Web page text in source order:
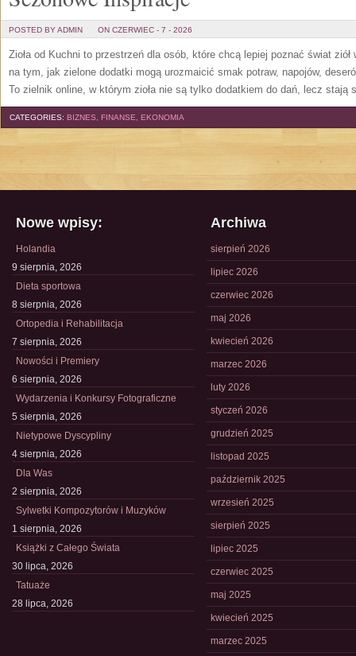
POSTED BY ADMIN ON CZERWIEC - 7 - 2026
Zioła od Kuchni to przestrzeń dla osób, które chcą lepiej poznać świat
na tym, jak zielone dodatki mogą urozmaicić smak potraw, napojów,
To zielnik online, w którym zioła nie są tylko dodatkiem do dań, lecz stają
CATEGORIES: BIZNES, FINANSE, EKONOMIA
Nowe wpisy:
Holandia
9 sierpnia, 2026
Dieta sportowa
8 sierpnia, 2026
Ortopedia i Rehabilitacja
7 sierpnia, 2026
Nowości i Premiery
6 sierpnia, 2026
Wydarzenia i Konkursy Fotograficzne
5 sierpnia, 2026
Nietypowe Dyscypliny
4 sierpnia, 2026
Dla Was
2 sierpnia, 2026
Sylwetki Kompozytorów i Muzyków
1 sierpnia, 2026
Książki z Całego Świata
30 lipca, 2026
Tatuaże
28 lipca, 2026
Archiwa
sierpień 2026
lipiec 2026
czerwiec 2026
maj 2026
kwiecień 2026
marzec 2026
luty 2026
styczeń 2026
grudzień 2025
listopad 2025
październik 2025
wrzesień 2025
sierpień 2025
lipiec 2025
czerwiec 2025
maj 2025
kwiecień 2025
marzec 2025